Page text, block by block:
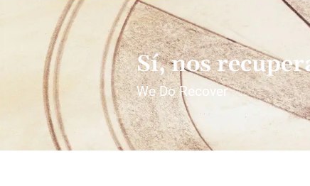
Sí, nos
We Do Recover